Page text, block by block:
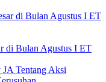
di Bulan Agustus I ET